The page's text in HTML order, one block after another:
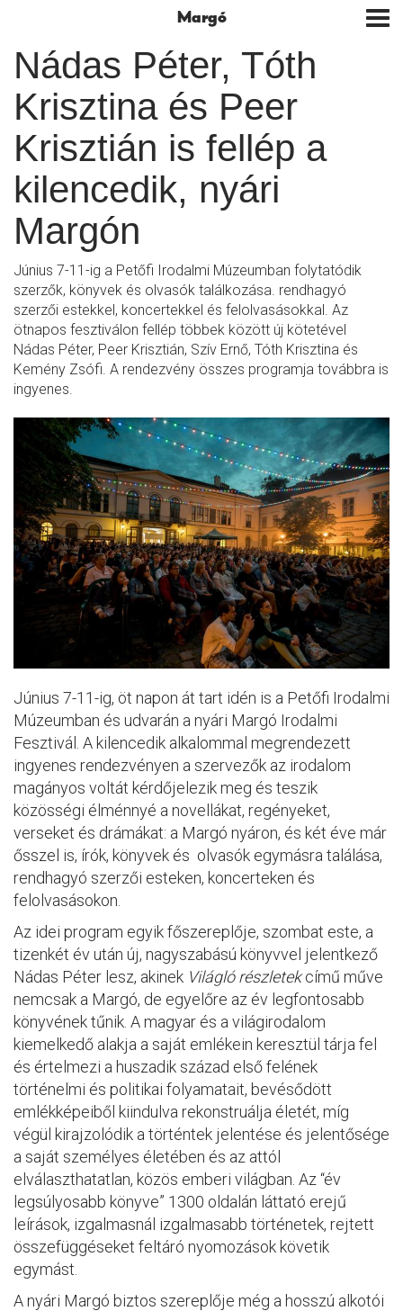
Margó
Nádas Péter, Tóth
Krisztina és Peer
Krisztián is fellép a
kilencedik, nyári
Margón
Június 7-11-ig a Petőfi Irodalmi Múzeumban folytatódik
szerzők, könyvek és olvasók találkozása. rendhagyó
szerzői estekkel, koncertekkel és felolvasásokkal. Az
ötnapos fesztiválon fellép többek között új kötetével
Nádas Péter, Peer Krisztián, Szív Ernő, Tóth Krisztina és
Kemény Zsófi. A rendezvény összes programja továbbra is
ingyenes.
Június 7-11-ig, öt napon át tart idén is a Petőfi Irodalmi
Múzeumban és udvarán a nyári Margó Irodalmi
Fesztivál. A kilencedik alkalommal megrendezett
ingyenes rendezvényen a szervezők az irodalom
magányos voltát kérdőjelezik meg és teszik
közösségi élménnyé a novellákat, regényeket,
verseket és drámákat: a Margó nyáron, és két éve már
ősszel is, írók, könyvek és olvasók egymásra találása,
rendhagyó szerzői esteken, koncerteken és
felolvasásokon.
Az idei program egyik főszereplője, szombat este, a
tizenkét év után új, nagyszabású könyvvel jelentkező
Nádas Péter lesz, akinek Világló részletekcímű műve
nemcsak a Margó, de egyelőre az év legfontosabb
könyvének tűnik. A magyar és a világirodalom
kiemelkedő alakja a saját emlékein keresztül tárja fel
és értelmezi a huszadik század első felének
történelmi és politikai folyamatait, bevésődött
emlékképeiből kiindulva rekonstruálja életét, míg
végül kirajzolódik a történtek jelentése és jelentősége
a saját személyes életében és az attól
elválaszthatatlan, közös emberi világban. Az “év
legsúlyosabb könyve” 1300 oldalán láttató erejű
leírások, izgalmasnál izgalmasabb történetek, rejtett
összefüggéseket feltáró nyomozások követik
egymást.
A nyári Margó biztos szereplője még a hosszú alkotói